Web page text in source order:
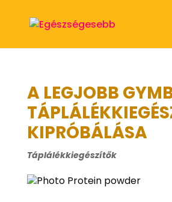
A LEGJOBB
KIPRÓBÁLÁSA
Táplálékkiegészítők